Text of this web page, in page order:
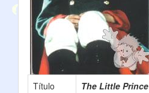
Título
The Little Prince